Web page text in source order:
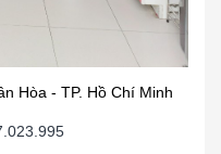
Hòa - TP. Hồ Chí Minh